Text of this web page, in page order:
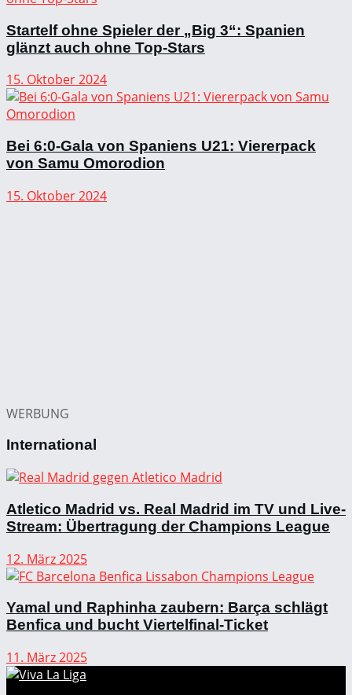
Startelf ohne Spieler der „Big 3“: Spanien
glänzt auch ohne Top-Stars
15. Oktober 2024
Bei 6:0-Gala von Spaniens U21: Viererpack
von Samu Omorodion
15. Oktober 2024
WERBUNG
International
Atletico Madrid vs. Real Madrid im TV und Live-
Stream: Übertragung der Champions League
12. März 2025
Yamal und Raphinha zaubern: Barça schlägt
Benfica und bucht Viertelfinal-Ticket
11. März 2025